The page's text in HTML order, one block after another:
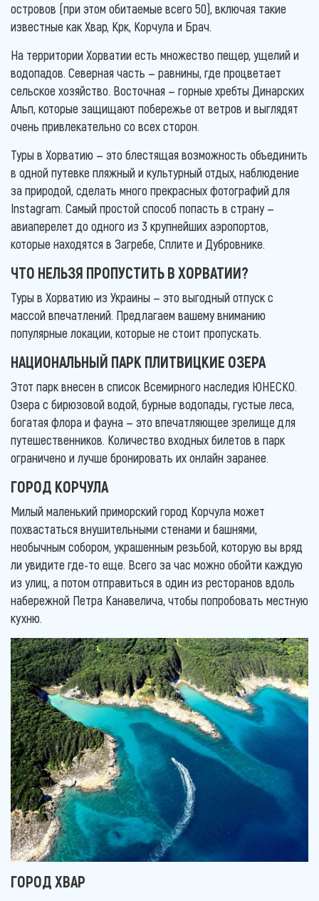
островов (при этом обитаемые всего 50), включая такие
известные как Хвар, Крк, Корчула и Брач.
На территории Хорватии есть множество пещер, ущелий и
водопадов. Северная часть — равнины, где процветает
сельское хозяйство. Восточная — горные хребты Динарских
Альп, которые защищают побережье от ветров и выглядят
очень привлекательно со всех сторон.
Туры в Хорватию — это блестящая возможность объединить
в одной путевке пляжный и культурный отдых, наблюдение
за природой, сделать много прекрасных фотографий для
Instagram. Самый простой способ попасть в страну —
авиаперелет до одного из 3 крупнейших аэропортов,
которые находятся в Загребе, Сплите и Дубровнике.
ЧТО НЕЛЬЗЯ ПРОПУСТИТЬ В ХОРВАТИИ?
Туры в Хорватию из Украины — это выгодный отпуск с
массой впечатлений. Предлагаем вашему вниманию
популярные локации, которые не стоит пропускать.
НАЦИОНАЛЬНЫЙ ПАРК ПЛИТВИЦКИЕ ОЗЕРА
Этот парк внесен в список Всемирного наследия ЮНЕСКО.
Озера с бирюзовой водой, бурные водопады, густые леса,
богатая флора и фауна — это впечатляющее зрелище для
путешественников. Количество входных билетов в парк
ограничено и лучше бронировать их онлайн заранее.
ГОРОД КОРЧУЛА
Милый маленький приморский город Корчула может
похвастаться внушительными стенами и башнями,
необычным собором, украшенным резьбой, которую вы вряд
ли увидите где-то еще. Всего за час можно обойти каждую
из улиц, а потом отправиться в один из ресторанов вдоль
набережной Петра Канавелича, чтобы попробовать местную
кухню.
ГОРОД ХВАР